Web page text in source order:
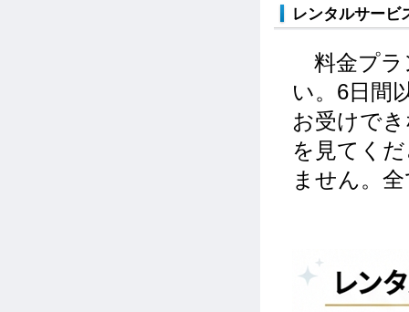
レンタルサービ
料金プラ
い。6日間
お受けで
を見てく
ません。